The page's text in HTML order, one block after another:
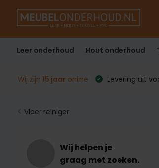
Leer onderhoud Hout onderhoud
Wij zijn 15 jaaronline Levering uit
Vloer reiniger
Wij helpen je
graag met zoeken.